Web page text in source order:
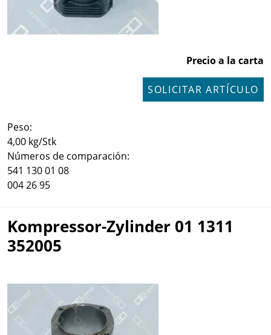
Precio a la carta
SOLICITAR ARTÍCULO
Peso:
4,00 kg/Stk
Números de comparación:
541 130 01 08
004 26 95
Kompressor-Zylinder 01 1311
352005